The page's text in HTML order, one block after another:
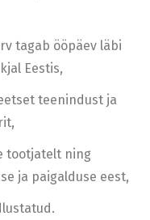
tagab ööpäev läbi
Eestis,
teenindust ja
tootjatelt ning
ja paigalduse eest,